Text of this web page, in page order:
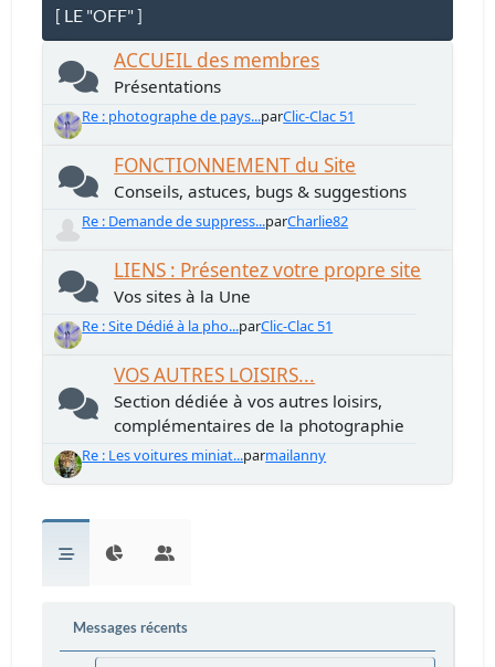
[ LE "OFF" ]
ACCUEIL des membres
Présentations
Re : photographe de pays...parClic-Clac 51
FONCTIONNEMENT du Site
Conseils, astuces, bugs & suggestions
Re : Demande de suppress...parCharlie82
LIENS : Présentez votre propre site
Vos sites à la Une
Re : Site Dédié à la pho...parClic-Clac 51
VOS AUTRES LOISIRS...
Section dédiée à vos autres loisirs,
complémentaires de la photographie
Re : Les voitures miniat...parmailanny
Messages récents